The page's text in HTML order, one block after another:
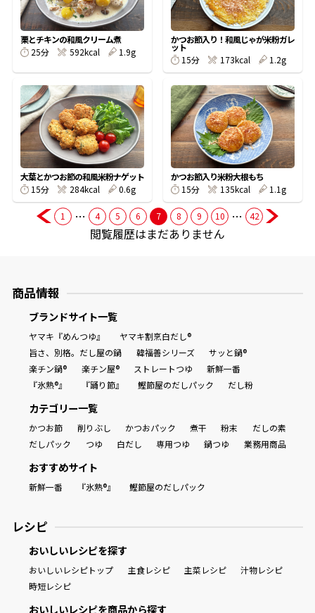
商品情報一覧
おすすめサイト
新鮮一番
氷熟®︎
だしパック
栗とチキンの和風クリーム煮
25分
592kcal 1.9g
かつお節入り！和風じゃが米粉ガレ
ット
15分
173kcal 1.2g
大葉とかつお節の和風米粉ナゲット
15分
284kcal 0.6g
かつお節入り米粉大根もち
15分
135kcal 1.1g
1 … 4 5 6 7 8 9 10 … 42
閲覧履歴はまだありません
商品情報
ブランドサイト一覧
ヤマキ『めんつゆ』
ヤマキ割烹白だし®
旨さ、別格。だし屋の鍋
韓福善シリーズ
サッと鍋®
楽チン鍋®
楽チン屋® ストレートつゆ
新鮮一番
『氷熟®』
『踊り節』 鰹節屋のだしパック だし粉
カテゴリー一覧
かつお節 削りぶし かつおパック 煮干 粉末
だしの素
だしパック
つゆ 白だし 専用つゆ 鍋つゆ 業務用商品
おすすめサイト
新鮮一番 『氷熟®』 鰹節屋のだしパック
レシピ
おいしいレシピを探す
おいしいレシピトップ 主食レシピ 主菜レシピ
汁物レシピ
時短レシピ
おいしいレシピを商品から探す